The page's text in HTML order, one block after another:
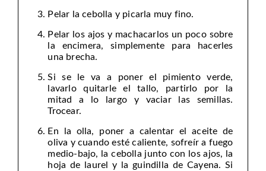
Pelar la cebolla y picarla muy fino.
Pelar los ajos y machacarlos un poco sobre
la encimera, simplemente para hacerles
una brecha.
Si se le va a poner el pimiento verde,
lavarlo quitarle el tallo, partirlo por la
mitad a lo largo y vaciar las semillas.
Trocear.
En la olla, poner a calentar el aceite de
oliva y cuando esté caliente, sofreír a fuego
medio-bajo, la cebolla junto con los ajos, la
hoja de laurel y la guindilla de Cayena. Si